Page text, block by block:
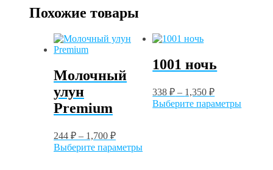
Похожие товары
Молочный
улун
Premium
244 ₽ – 1,700 ₽
Выберите параметрыЭтот
1001 ночь
338₽ – 1,350₽
Выберите параметрыЭтот